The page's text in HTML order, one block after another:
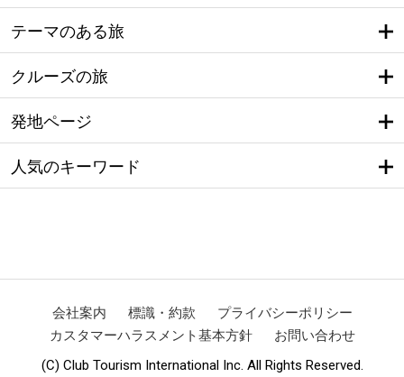
テーマのある旅
クルーズの旅
発地ページ
人気のキーワード
会社案内 標識・約款
プライバシーポリシー
カスタマーハラスメント基本方針
お問い合わせ
(C) Club Tourism International Inc. All Rights Reserved.